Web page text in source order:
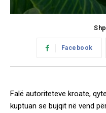
Facebook
Falë autoriteteve kroate,
kuptuan se bujqit në vend